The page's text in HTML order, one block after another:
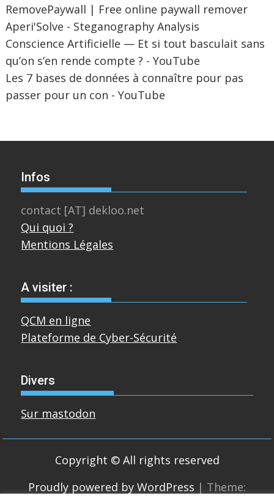
RemovePaywall | Free online paywall remover
Aperi'Solve - Steganography Analysis
Conscience Artificielle — Et si tout basculait sans
qu’on s’en rende compte ? - YouTube
Les 7 bases de données à connaître pour pas
passer pour un con - YouTube
Infos
contact [AT] dekloo.net
Qui quoi ?
Mentions Légales
A visiter :
QCM en ligne
Plateforme de Cyber-Sécurité
Divers
Sur mastodon
Copyright © All rights reserved
Proudly powered by WordPress | Theme: